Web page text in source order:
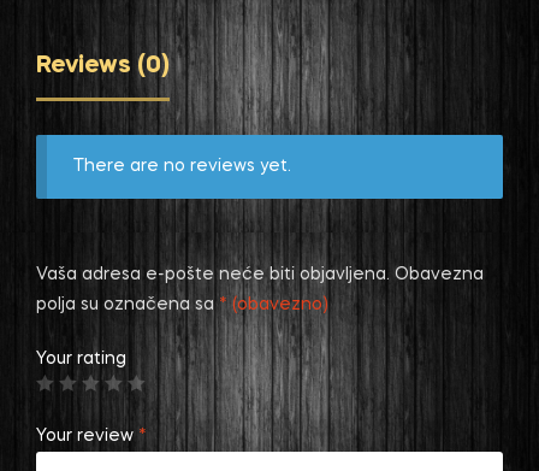
Reviews (0)
There are no reviews yet.
Vaša adresa e-pošte neće biti objavljena. Obavezna
polja su označena sa * (obavezno)
Your rating
Your review *